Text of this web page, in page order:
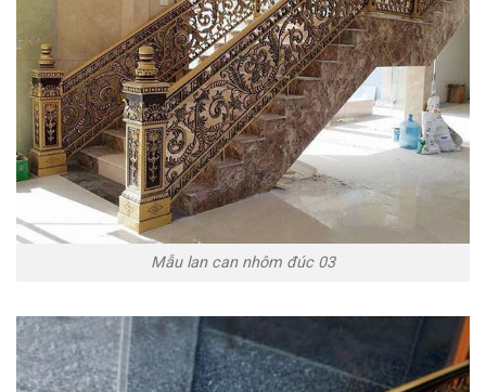
Mẫu lan can nhôm đúc 03